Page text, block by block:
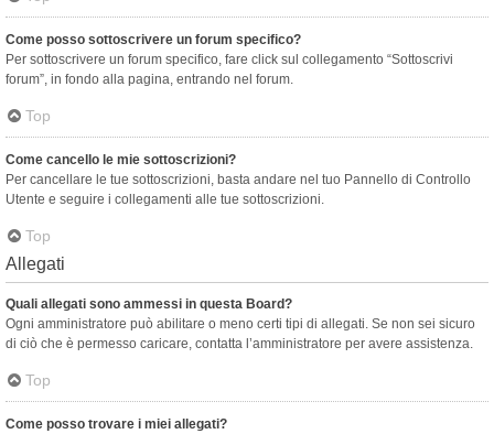
Come posso sottoscrivere un forum specifico?
Per sottoscrivere un forum specifico, fare click sul collegamento “Sottoscrivi
forum”, in fondo alla pagina, entrando nel forum.
Top
Come cancello le mie sottoscrizioni?
Per cancellare le tue sottoscrizioni, basta andare nel tuo Pannello di Controllo
Utente e seguire i collegamenti alle tue sottoscrizioni.
Top
Allegati
Quali allegati sono ammessi in questa Board?
Ogni amministratore può abilitare o meno certi tipi di allegati. Se non sei sicuro
di ciò che è permesso caricare, contatta l’amministratore per avere assistenza.
Top
Come posso trovare i miei allegati?